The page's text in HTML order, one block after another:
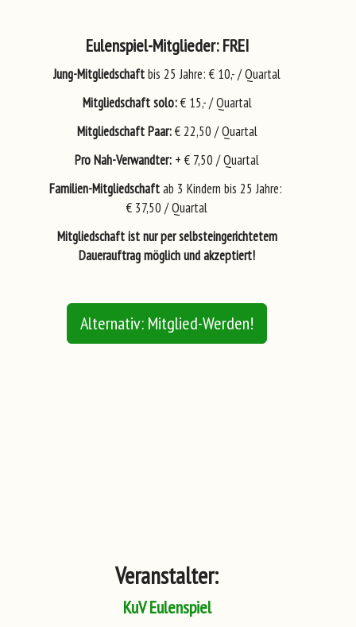
Eulenspiel-Mitglieder: FREI
Jung-Mitgliedschaftbis 25 Jahre: € 10,- / Quartal
Mitgliedschaft solo:€ 15,- / Quartal
Mitgliedschaft Paar:€ 22,50 / Quartal
Pro Nah-Verwandter: + € 7,50 / Quartal
Familien-Mitgliedschaftab 3 Kindern bis 25 Jahre:
€ 37,50 / Quartal
Mitgliedschaft ist nur per selbsteingerichtetem
Dauerauftrag möglich und akzeptiert!
Alternativ: Mitglied-Werden!
Veranstalter:
KuV Eulenspiel